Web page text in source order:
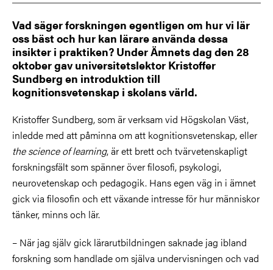
Vad säger forskningen egentligen om hur vi lär
oss bäst och hur kan lärare använda dessa
insikter i praktiken? Under Ämnets dag den 28
oktober gav universitetslektor Kristoffer
Sundberg en introduktion till
kognitionsvetenskap i skolans värld.
Kristoffer Sundberg, som är verksam vid Högskolan Väst,
inledde med att påminna om att kognitionsvetenskap, eller
the science of learning, är ett brett och tvärvetenskapligt
forskningsfält som spänner över filosofi, psykologi,
neurovetenskap och pedagogik. Hans egen väg in i ämnet
gick via filosofin och ett växande intresse för hur människor
tänker, minns och lär.
– När jag själv gick lärarutbildningen saknade jag ibland
forskning som handlade om själva undervisningen och vad